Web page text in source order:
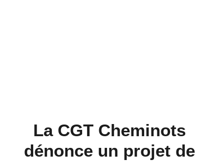
La CGT Cheminots
dénonce un projet de